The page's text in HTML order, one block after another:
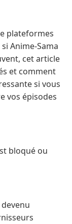
plateformes
Anime‑Sama
cet article
et comment
si vous
vos épisodes
bloqué ou
devenu